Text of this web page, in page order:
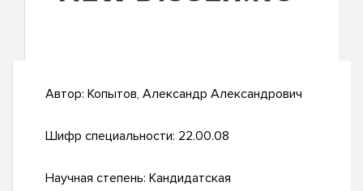
Автор: Копытов, Александр Александрович
Шифр специальности: 22.00.08
Научная степень: Кандидатская